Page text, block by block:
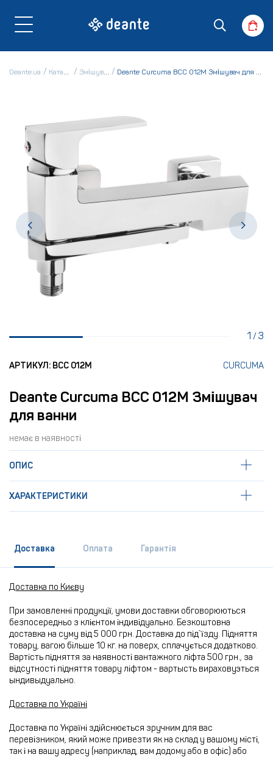
Deante.ua Каталог Змішувачі Deante Curcuma BCC 012M Змішувач для ванни
1 /3
АРТИКУЛ: BCC 012M CURCUMA
Deante Curcuma BCC 012M Змішувач
для ванни
немає в наявності
ОПИС
ХАРАКТЕРИСТИКИ
Доставка Оплата Гарантія
Доставка по Києву
При замовленні продукції, умови доставки обговорюються
безпосередньо з клієнтом індивідуально. Безкоштовна
доставка на суму від 5 000 грн. Доставка до під`їзду. Підняття
товару, вагою більше 10 кг. на поверх, сплачується додатково.
Вартість підняття за наявності вантажного ліфта 500 грн., за
відсутності підняття товару ліфтом - вартысть вираховуэться
ындивыдуально.
Доставка по Україні
Доставка по Україні здійснюється зручним для вас
перевізником, який може привезти як на склад у вашому місті,
так і на вашу адресу (наприклад, вам додому або в офіс) або